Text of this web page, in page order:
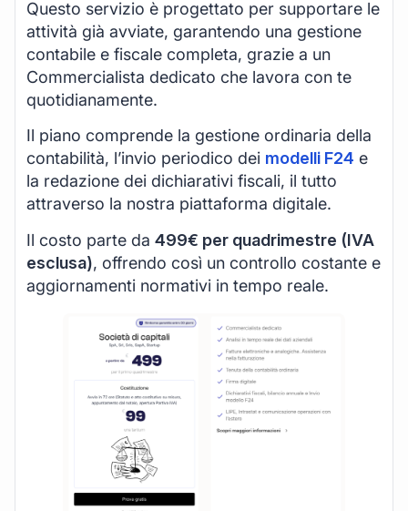
Questo servizio è progettato per supportare le
attività già avviate, garantendo una gestione
contabile e fiscale completa, grazie a un
Commercialista dedicato che lavora con te
quotidianamente.
Il piano comprende la gestione ordinaria della
contabilità, l’invio periodico dei modelli F24 e
la redazione dei dichiarativi fiscali, il tutto
attraverso la nostra piattaforma digitale.
Il costo parte da 499€ per quadrimestre (IVA
esclusa), offrendo così un controllo costante e
aggiornamenti normativi in tempo reale.